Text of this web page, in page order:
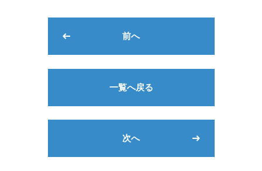
前へ
一覧へ戻る
次へ